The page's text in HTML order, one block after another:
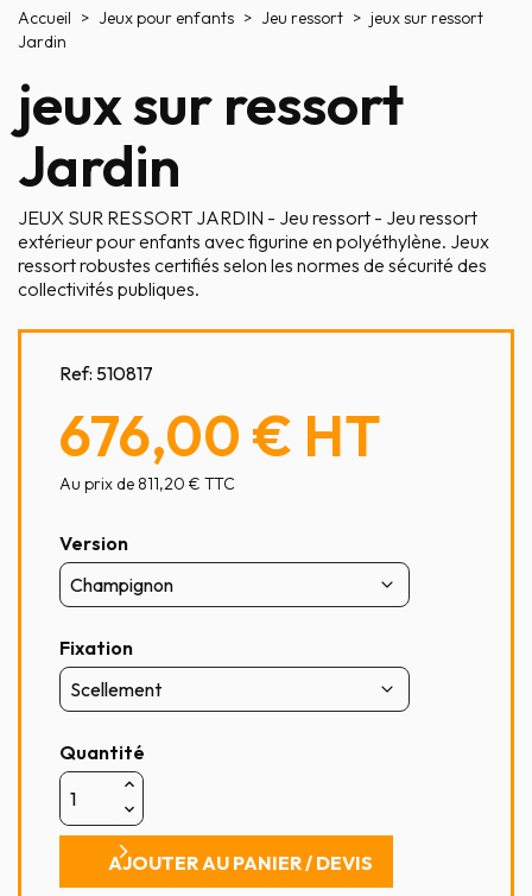
Accueil Jeux pour enfants Jeu ressort
jeux sur ressort
Jardin
jeux sur ressort
Jardin
JEUX SUR RESSORT JARDIN - Jeu ressort - Jeu ressort
extérieur pour enfants avec figurine en polyéthylène. Jeux
ressort robustes certifiés selon les normes de sécurité des
collectivités publiques.
Ref: 510817
676,00 € HT
Au prix de 811,20 € TTC
Version
Fixation
Quantité
AJOUTER AU PANIER / DEVIS